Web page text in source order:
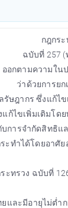
กฎกระ
ฉบับที่ 257 (
ออกตามความใน
ว่าด้วยการย
ษฎากร ซึ่งแก้
ก้ไขเพิ่มเติมโ
ารจำกัดสิทธิแ
ทำได้โดยอาศั
ะทรวง ฉบับที่
ยและมีอายุไม่